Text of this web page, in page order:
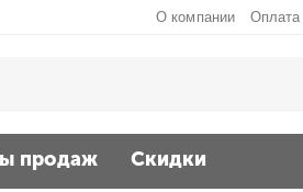
О компании Оплата
продаж Скидки